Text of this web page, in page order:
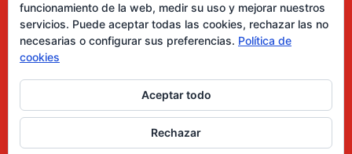
0 elementos
Desarrollado por Diseñador web para empresas
funcionamiento de la web, medir su uso y mejorar nuestros
servicios. Puede aceptar todas las cookies, rechazar las no
necesarias o configurar sus preferencias. Política de
cookies
Aceptar todo
Rechazar